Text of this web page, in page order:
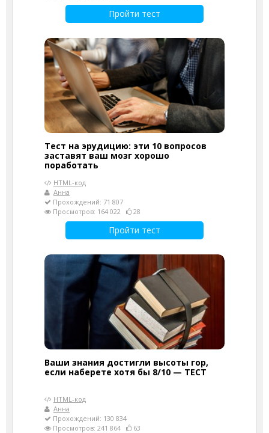
Пройти тест
Тест на эрудицию: эти 10 вопросов
заставят ваш мозг хорошо
поработать
HTML-код
Анна
Прохождений: 71 807
Просмотров: 164 022
28
Пройти тест
Ваши знания достигли высоты гор,
если наберете хотя бы 8/10 — ТЕСТ
HTML-код
Анна
Прохождений: 130 834
Просмотров: 241 864
63